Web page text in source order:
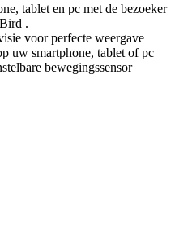
tablet en pc met de bezoeker
.
voor perfecte weergave
uw smartphone, tablet of pc
bewegingssensor